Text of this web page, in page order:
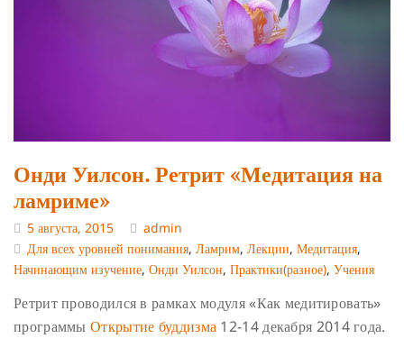
Онди Уилсон. Ретрит «Медитация на
ламриме»
5 августа, 2015
admin
Для всех уровней понимания, Ламрим, Лекции, Медитация,
Начинающим изучение, Онди Уилсон, Практики(разное), Учения
Ретрит проводился в рамках модуля «Как медитировать»
программыОткрытие буддизма 12-14 декабря 2014 года.